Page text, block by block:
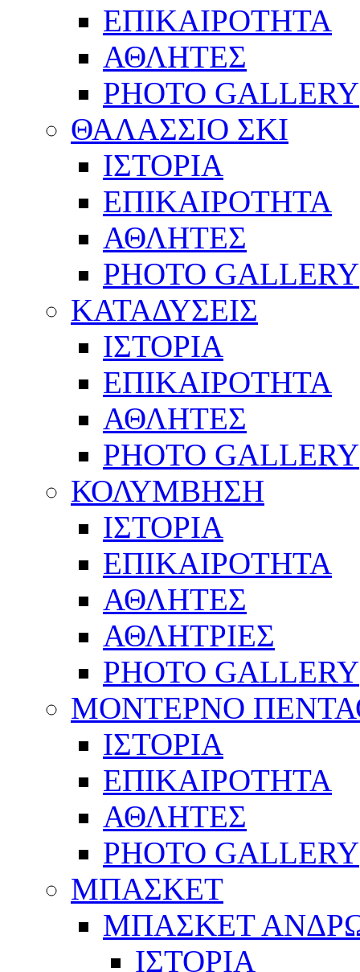
ΕΠΙΚΑΙΡΟΤΗΤΑ
ΑΘΛΗΤΕΣ
PHOTO GALLERY
ΘΑΛΑΣΣΙΟ ΣΚΙ
ΙΣΤΟΡΙΑ
ΕΠΙΚΑΙΡΟΤΗΤΑ
ΑΘΛΗΤΕΣ
PHOTO GALLERY
ΚΑΤΑΔΥΣΕΙΣ
ΙΣΤΟΡΙΑ
ΕΠΙΚΑΙΡΟΤΗΤΑ
ΑΘΛΗΤΕΣ
PHOTO GALLERY
ΚΟΛΥΜΒΗΣΗ
ΙΣΤΟΡΙΑ
ΕΠΙΚΑΙΡΟΤΗΤΑ
ΑΘΛΗΤΕΣ
ΑΘΛΗΤΡΙΕΣ
PHOTO GALLERY
ΜΟΝΤΕΡΝΟ
ΙΣΤΟΡΙΑ
ΕΠΙΚΑΙΡΟΤΗΤΑ
ΑΘΛΗΤΕΣ
PHOTO GALLERY
ΜΠΑΣΚΕΤ
ΜΠΑΣΚΕΤ
ΙΣΤΟΡΙΑ